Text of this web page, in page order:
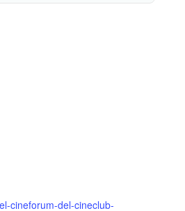
cineforum-del-cineclub-